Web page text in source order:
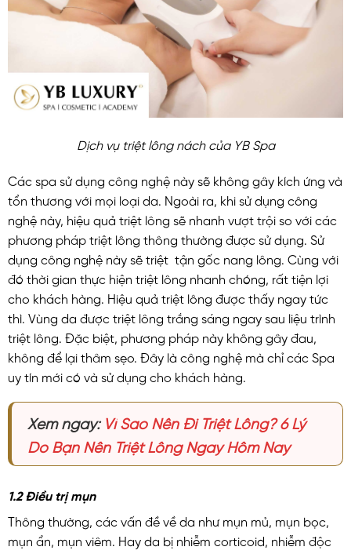
Dịch vụ triệt lông nách của YB Spa
Các spa sử dụng công nghệ này sẽ không gây kích ứng và
tổn thương với mọi loại da. Ngoài ra, khi sử dụng công
nghệ này, hiệu quả triệt lông sẽ nhanh vượt trội so với các
phương pháp triệt lông thông thường được sử dụng. Sử
dụng công nghệ này sẽ triệt tận gốc nang lông. Cùng với
đó thời gian thực hiện triệt lông nhanh chóng, rất tiện lợi
cho khách hàng. Hiệu quả triệt lông được thấy ngay tức
thì. Vùng da được triệt lông trắng sáng ngay sau liệu trình
triệt lông. Đặc biệt, phương pháp này không gây đau,
không để lại thâm sẹo. Đây là công nghệ mà chỉ các Spa
uy tín mới có và sử dụng cho khách hàng.
Xem ngay: Vì Sao Nên Đi Triệt Lông? 6 Lý
Do Bạn Nên Triệt Lông Ngay Hôm Nay
1.2 Điều trị mụn
Thông thường, các vấn đề về da như mụn mủ, mụn bọc,
mụn ẩn, mụn viêm. Hay da bị nhiễm corticoid, nhiễm độc